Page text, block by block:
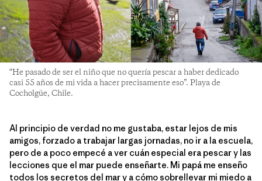
“He pasado de ser el niño que no quería pescar a haber dedicado
casi 55 años de mi vida a hacer precisamente eso”. Playa de
Cocholgüe, Chile.
Al principio de verdad no me gustaba, estar lejos de mis
amigos, forzado a trabajar largas jornadas, no ir a la escuela,
pero de a poco empecé a ver cuán especial era pescar y las
lecciones que el mar puede enseñarte. Mi papá me enseño
todos los secretos del mar y a cómo sobrellevar mi miedo a